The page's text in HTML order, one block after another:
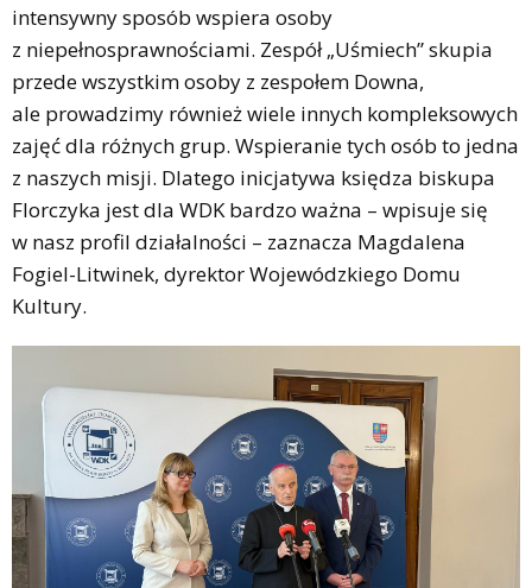
intensywny sposób wspiera osoby
z niepełnosprawnościami. Zespół „Uśmiech” skupia
przede wszystkim osoby z zespołem Downa,
ale prowadzimy również wiele innych kompleksowych
zajęć dla różnych grup. Wspieranie tych osób to jedna
z naszych misji. Dlatego inicjatywa księdza biskupa
Florczyka jest dla WDK bardzo ważna – wpisuje się
w nasz profil działalności – zaznacza Magdalena
Fogiel-Litwinek, dyrektor Wojewódzkiego Domu
Kultury.